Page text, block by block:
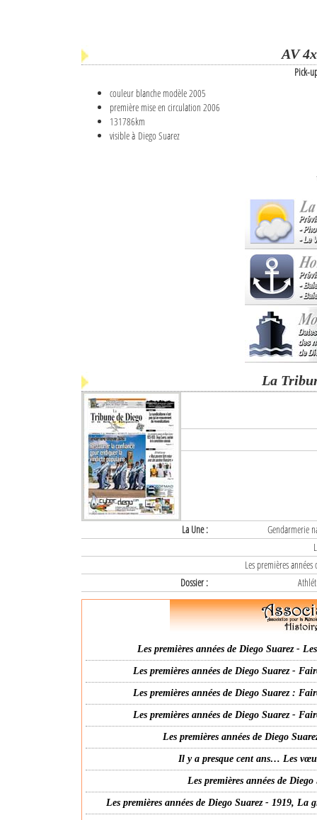
AV
Pick-
couleur blanche modèle 2005
première mise en circulation 2006
131786km
visible à Diego Suarez
La
La Une :
Gendarmerie
Les premières
Dossier :
Les premières années de Diego Suarez -
Les premières années de Diego Suarez -
Les premières années de Diego Suarez :
Les premières années de Diego Suarez -
Les premières années de Diego
Il y a presque cent ans… Les
Les premières années de
Les premières années de Diego Suarez - 1919,